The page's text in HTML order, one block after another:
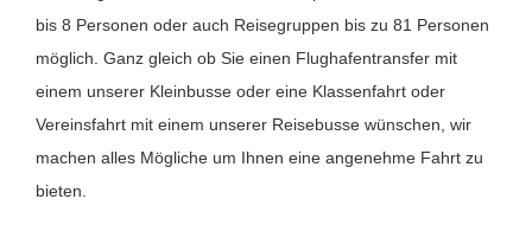
bis 8 Personen oder auch Reisegruppen bis zu 81 Personen
möglich. Ganz gleich ob Sie einen Flughafentransfer mit
einem unserer Kleinbusse oder eine Klassenfahrt oder
Vereinsfahrt mit einem unserer Reisebusse wünschen, wir
machen alles Mögliche um Ihnen eine angenehme Fahrt zu
bieten.